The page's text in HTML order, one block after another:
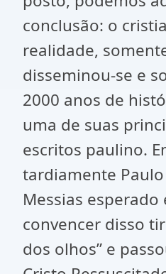
conclusão: o
realidade,
disseminou-se e
2000 anos de
uma de suas
escritos paulino.
tardiamente Paulo
Messias esperado
convencer disso
dos olhos” e